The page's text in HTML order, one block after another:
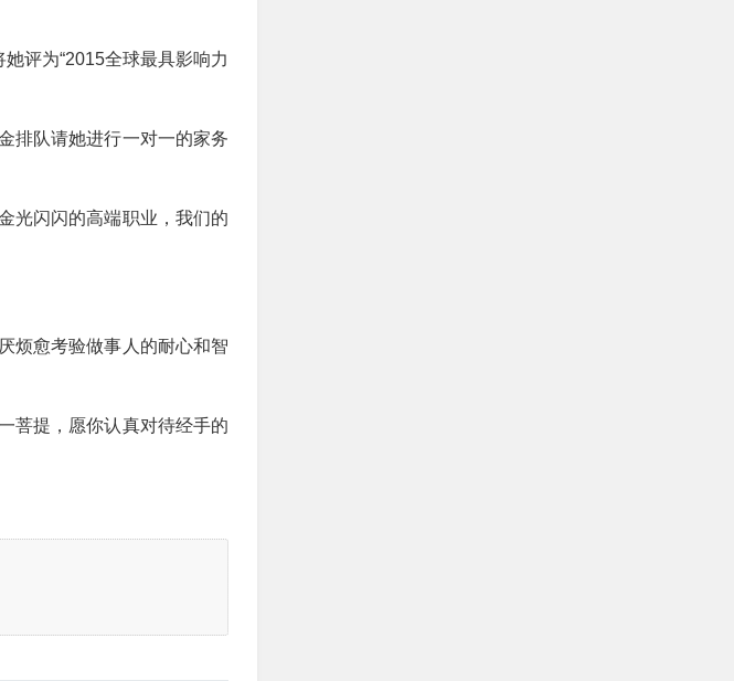
评为“2015全球最具影响力
排队请她进行一对一的家务
光闪闪的高端职业，我们的
烦愈考验做事人的耐心和智
菩提，愿你认真对待经手的